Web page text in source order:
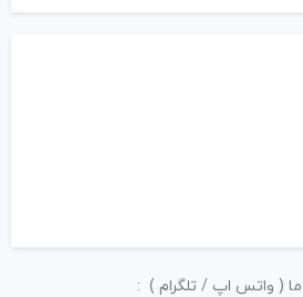
ما ( واتس اپ / تلگرام ) :